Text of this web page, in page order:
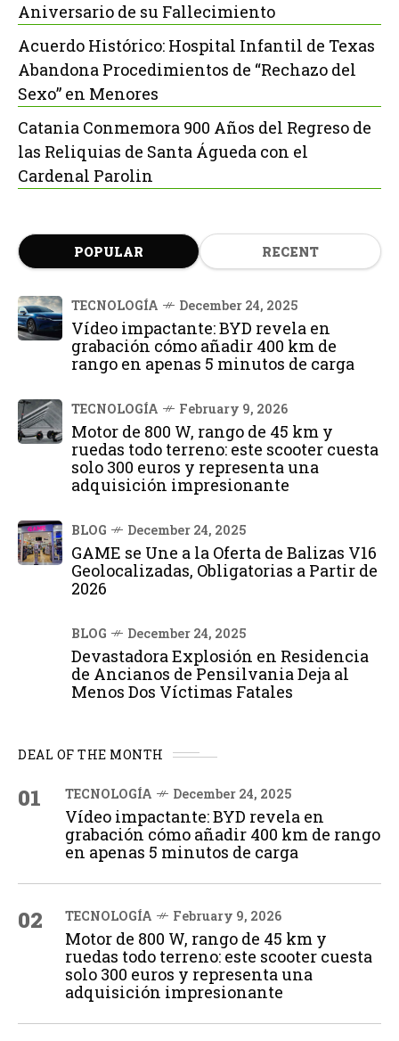
Aniversario de su Fallecimiento
Acuerdo Histórico: Hospital Infantil de Texas
Abandona Procedimientos de “Rechazo del
Sexo” en Menores
Catania Conmemora 900 Años del Regreso de
las Reliquias de Santa Águeda con el
Cardenal Parolin
POPULAR RECENT
TECNOLOGÍA December 24, 2025
Vídeo impactante: BYD revela en
grabación cómo añadir 400 km de
rango en apenas 5 minutos de carga
TECNOLOGÍA February 9, 2026
Motor de 800 W, rango de 45 km y
ruedas todo terreno: este scooter cuesta
solo 300 euros y representa una
adquisición impresionante
BLOG December 24, 2025
GAME se Une a la Oferta de Balizas V16
Geolocalizadas, Obligatorias a Partir de
2026
BLOG December 24, 2025
Devastadora Explosión en Residencia
de Ancianos de Pensilvania Deja al
Menos Dos Víctimas Fatales
DEAL OF THE MONTH
01 TECNOLOGÍA December 24, 2025
Vídeo impactante: BYD revela en
grabación cómo añadir 400 km de rango
en apenas 5 minutos de carga
02 TECNOLOGÍA February 9, 2026
Motor de 800 W, rango de 45 km y
ruedas todo terreno: este scooter cuesta
solo 300 euros y representa una
adquisición impresionante